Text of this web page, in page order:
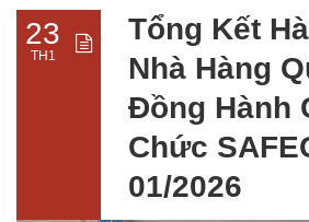
23
TH1
Tổng Kết
Nhà Hàng
Đồng Hành
Chức
01/2026